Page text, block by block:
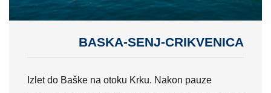
BASKA-SENJ-CRIKVENICA
Izlet do Baške na otoku Krku. Nakon pauze